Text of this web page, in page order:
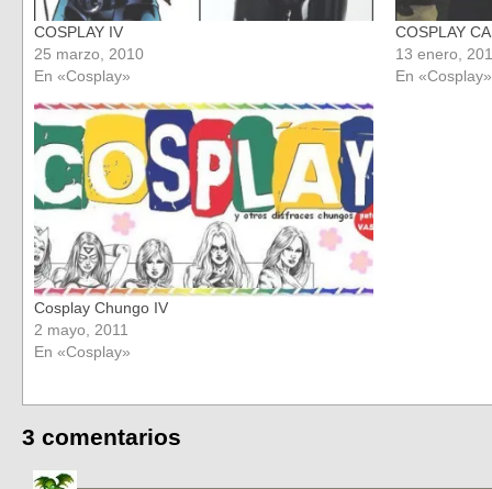
COSPLAY IV
25 marzo, 2010
En «Cosplay»
COSPLAY
13 enero,
En «Cosplay»
Cosplay Chungo IV
2 mayo, 2011
En «Cosplay»
3 comentarios